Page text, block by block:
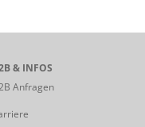
& INFOS
Anfragen